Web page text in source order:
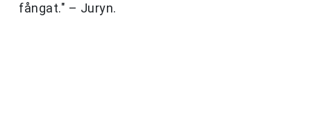
fångat." – Juryn.